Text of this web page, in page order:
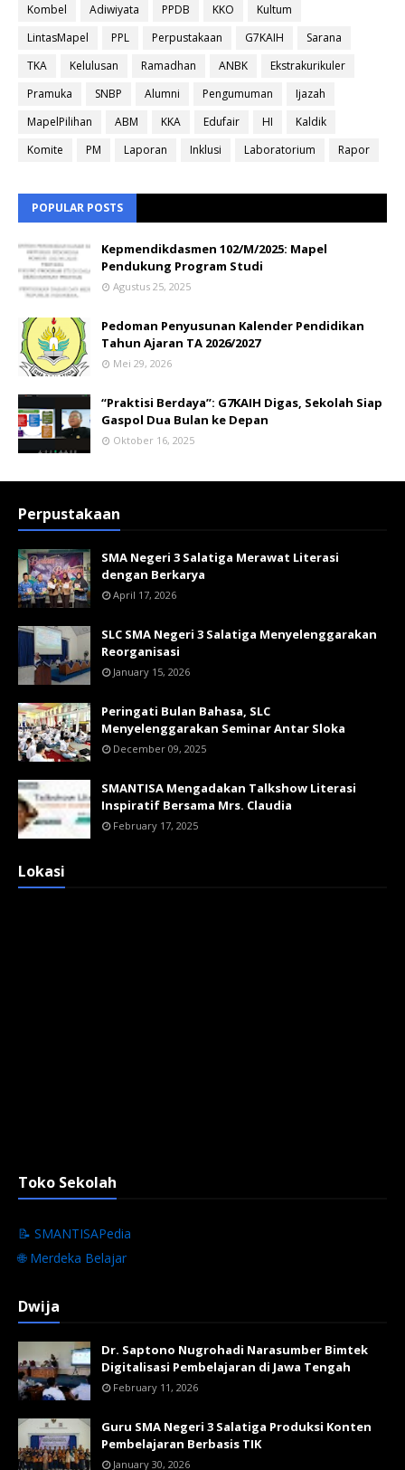
Kombel
Adiwiyata PPDB KKO
Kultum
LintasMapel
PPL Perpustakaan G7KAIH
Sarana
TKA
Kelulusan Ramadhan ANBK
Ekstrakurikuler
Pramuka
SNBP Alumni Pengumuman
Ijazah
MapelPilihan
ABM KKA Edufair HI
Kaldik
Komite
PM Laporan Inklusi Laboratorium Rapor
POPULAR POSTS
Kepmendikdasmen 102/M/2025: Mapel
Pendukung Program Studi
Agustus 25, 2025
Pedoman Penyusunan Kalender Pendidikan
Tahun Ajaran TA 2026/2027
Mei 29, 2026
“Praktisi Berdaya”: G7KAIH Digas, Sekolah Siap
Gaspol Dua Bulan ke Depan
Oktober 16, 2025
Perpustakaan
SMA Negeri 3 Salatiga Merawat Literasi
dengan Berkarya
April 17, 2026
SLC SMA Negeri 3 Salatiga Menyelenggarakan
Reorganisasi
January 15, 2026
Peringati Bulan Bahasa, SLC
Menyelenggarakan Seminar Antar Sloka
December 09, 2025
SMANTISA Mengadakan Talkshow Literasi
Inspiratif Bersama Mrs. Claudia
February 17, 2025
Lokasi
Toko Sekolah
📝 SMANTISAPedia
🌐 Merdeka Belajar
Dwija
Dr. Saptono Nugrohadi Narasumber Bimtek
Digitalisasi Pembelajaran di Jawa Tengah
February 11, 2026
Guru SMA Negeri 3 Salatiga Produksi Konten
Pembelajaran Berbasis TIK
January 30, 2026